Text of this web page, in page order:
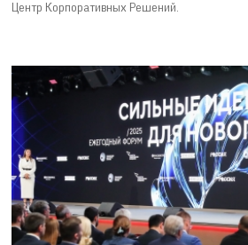
Центр Корпоративных Решений.